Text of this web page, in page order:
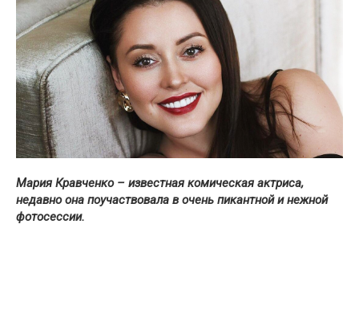
Мария Кравченко – известная комическая актриса,
недавно она поучаствовала в очень пикантной и нежной
фотосессии.